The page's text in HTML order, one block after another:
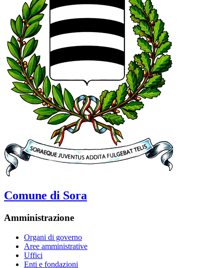
Comune di Sora
Amministrazione
Organi di governo
Aree amministrative
Uffici
Enti e fondazioni